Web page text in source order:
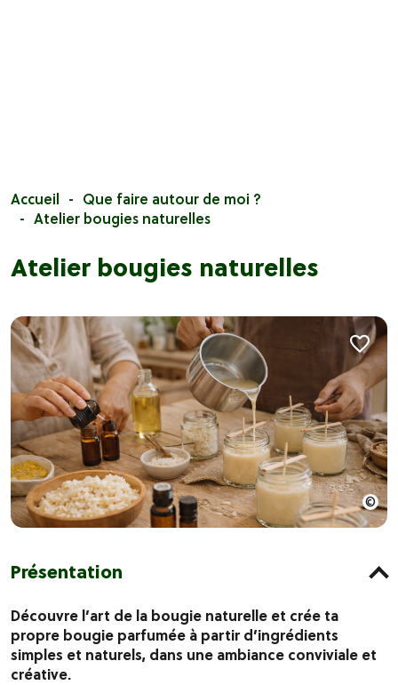
Accueil
Que faire autour de moi ?
Atelier bougies naturelles
Atelier bougies naturelles
Présentation
Découvre l’art de la bougie naturelle et crée ta
propre bougie parfumée à partir d’ingrédients
simples et naturels, dans une ambiance conviviale et
créative.